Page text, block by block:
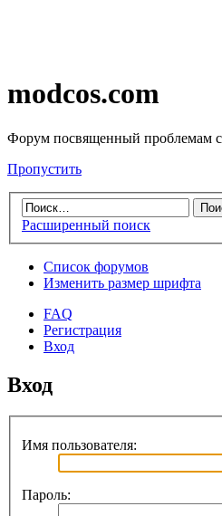
modcos.com
Форум посвященный проблемам
Пропустить
Расширенный поиск
Список форумов
Изменить размер шрифта
FAQ
Регистрация
Вход
Вход
Имя пользователя:
Пароль: